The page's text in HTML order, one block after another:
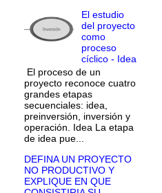
El estudio
del proyecto
como
proceso
cíclico - Idea
El proceso de un
proyecto reconoce cuatro
grandes etapas
secuenciales: idea,
preinversión, inversión y
operación. Idea La etapa
de idea pue...
DEFINA UN PROYECTO
NO PRODUCTIVO Y
EXPLIQUE EN QUE